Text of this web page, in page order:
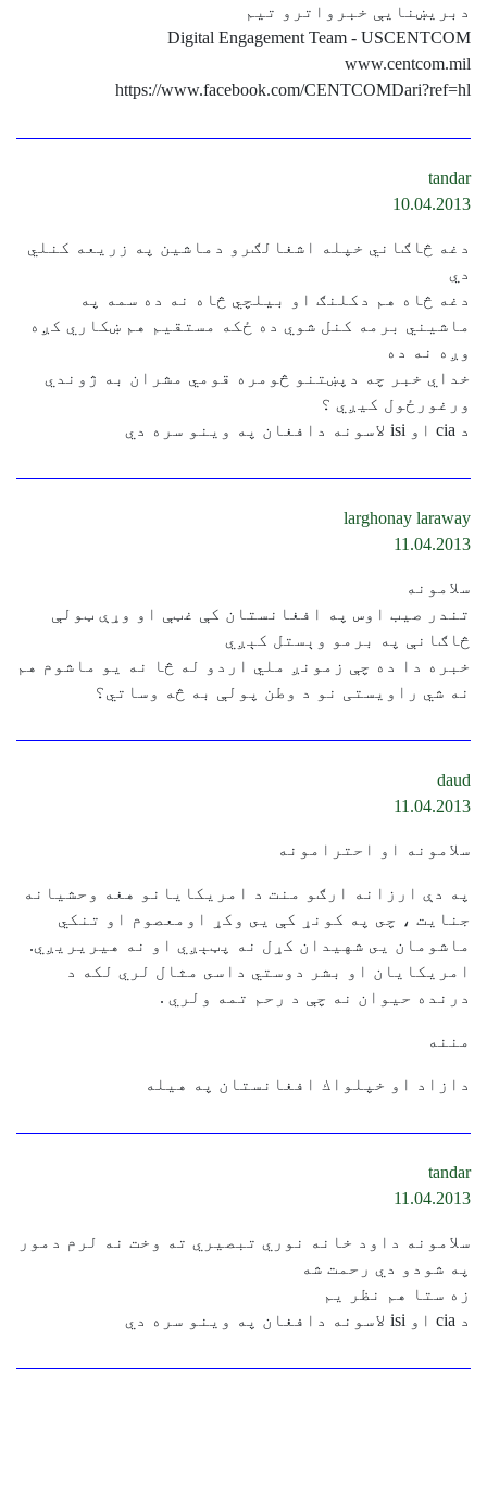
دبریښنایې خبرواترو تیم
Digital Engagement Team - USCENTCOM
www.centcom.mil
https://www.facebook.com/CENTCOMDari?ref=hl
tandar
10.04.2013
دغه څاګاني خپله اشغالګرو دماشين په زريعه کنلي
دي
دغه څاه هم دکلنګ او بيلچي څاه نه ده سمه په
ماشيني برمه کنل شوي ده ځکه مستقيم هم ښکاري کږه
وږه نه ده
خداي خبر چه دپښتنو څومره قومي مشران به ژوندي
ورغورځول کيږي ؟
د cia او isi لاسونه دافغان په وينو سره دي
larghonay laraway
11.04.2013
سلامونه
تندر صيب اوس په افغانستان کې غټې او وړې ټولې
څاګانې په برمو وېستل کېږي
خبره دا ده چې زمونږ ملي اردو له څا نه يو ماشوم هم
نه شي راويستی نو د وطن پولې به څه وساتي؟
daud
11.04.2013
سلامونه او احترامونه
په دې ارزانه ارګو منت د امريكايانو هغه وحشيانه
جنايت ، چى په كونړ كې يى وكړ اومعصوم او تنكي
ماشومان يى شهيدان كړل نه پټېږي او نه هيريريږي.
امريكايان او بشر دوستي داسى مثال لري لكه د
درنده حيوان نه چې د رحم تمه ولري .
مننه
دازاد او خپلواك افغانستان په هيله
tandar
11.04.2013
سلامونه داود خانه نوري تبصيري ته وخت نه لرم دمور
په شودو دي رحمت شه
زه ستا هم نظر يم
د cia او isi لاسونه دافغان په وينو سره دي